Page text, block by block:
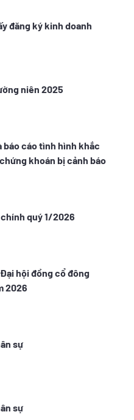
đăng ký kinh doanh
niên 2025
báo cáo tình hình khắc
khoán bị cảnh báo
quý 1/2026
hội đồng cổ đông
2026
sự
sự